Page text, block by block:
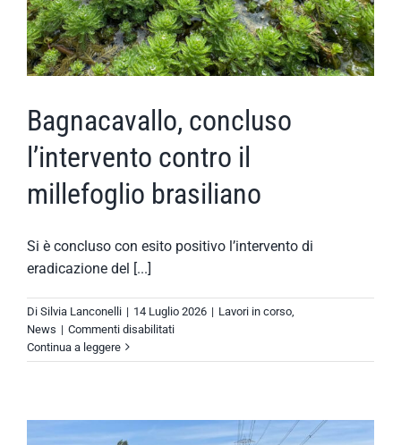
Senio
Bagnacavallo, concluso
l’intervento contro il
millefoglio brasiliano
Si è concluso con esito positivo l’intervento di
eradicazione del [...]
Di Silvia Lanconelli | 14 Luglio 2026 | Lavori in corso
News | Commenti disabilitatisu
concluso
il
millefoglio
Continua a leggere